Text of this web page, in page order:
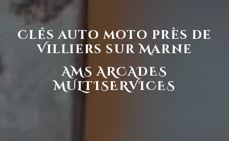
Clés auto moto près de
Villiers sur Marne
AMS ARCADES
MULTISERVICES